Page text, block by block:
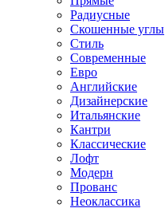
Радиусные
Скошенные углы
Стиль
Современные
Евро
Английские
Дизайнерские
Итальянские
Кантри
Классические
Лофт
Модерн
Прованс
Неоклассика